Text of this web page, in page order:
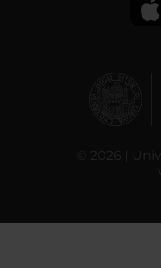
© 2026 |